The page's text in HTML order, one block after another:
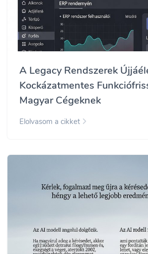
A Legacy Rendszerek
Kockázatmentes
Magyar Cégeknek
Elolvasom a cikket